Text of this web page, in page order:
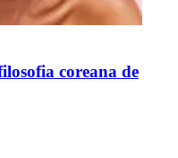
coreana de